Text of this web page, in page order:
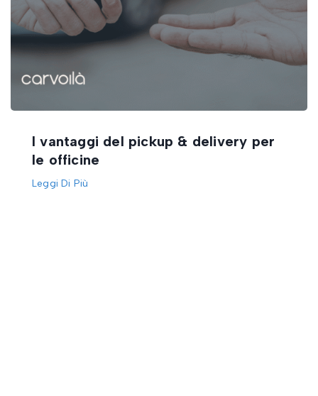
I vantaggi del pickup & delivery per
le officine
Leggi Di Più